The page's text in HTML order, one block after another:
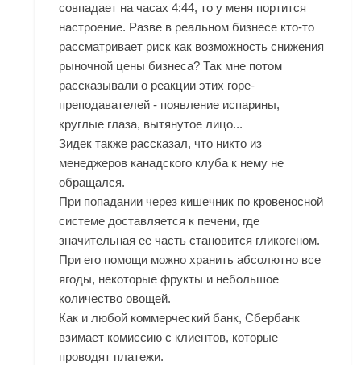
совпадает на часах 4:44, то у меня портится
настроение. Разве в реальном бизнесе кто-то
рассматривает риск как возможность снижения
рыночной цены бизнеса? Так мне потом
рассказывали о реакции этих горе-
преподавателей - появление испарины,
круглые глаза, вытянутое лицо...
Зидек также рассказал, что никто из
менеджеров канадского клуба к нему не
обращался.
При попадании через кишечник по кровеносной
системе доставляется к печени, где
значительная ее часть становится гликогеном.
При его помощи можно хранить абсолютно все
ягоды, некоторые фрукты и небольшое
количество овощей.
Как и любой коммерческий банк, Сбербанк
взимает комиссию с клиентов, которые
проводят платежи.